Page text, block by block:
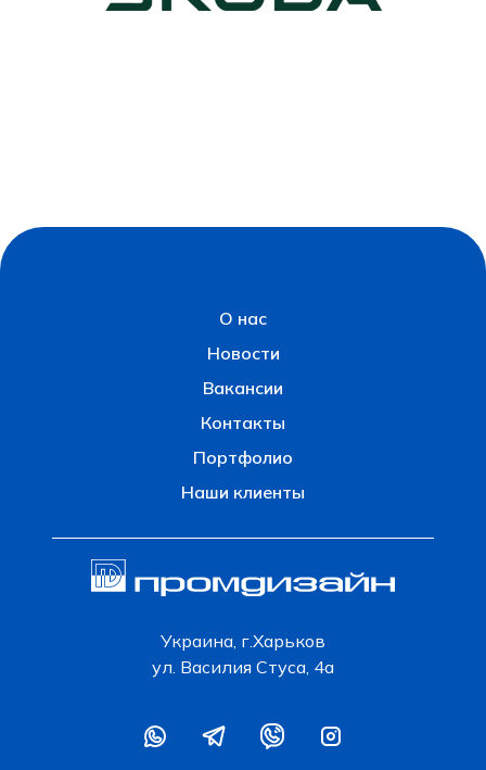
О нас
Новости
Вакансии
Контакты
Портфолио
Наши клиенты
Украина, г.Харьков
ул. Василия Стуса, 4а